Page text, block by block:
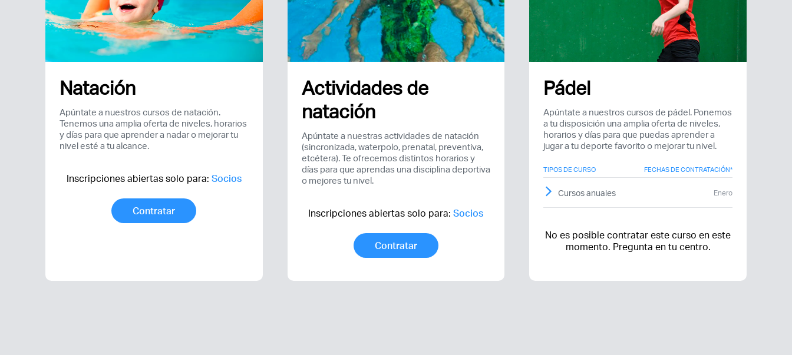
Acceso socios
Natación
Apúntate a nuestros cursos de natación.
Tenemos una amplia oferta de niveles, horarios
y días para que aprender a nadar o mejorar tu
nivel esté a tu alcance.
Inscripciones abiertas solo para: Socios
Contratar
Actividades de
natación
Apúntate a nuestras actividades de natación
(sincronizada, waterpolo, prenatal, preventiva,
etcétera). Te ofrecemos distintos horarios y
días para que aprendas una disciplina deportiva
o mejores tu nivel.
Inscripciones abiertas solo para:Socios
Contratar
Pádel
Apúntate a nuestros cursos de pádel. Ponemos
a tu disposición una amplia oferta de niveles,
horarios y días para que puedas aprender a
jugar a tu deporte favorito o mejorar tu nivel.
TIPOS DE CURSO FECHAS DE CONTRATACIÓN*
Cursos anuales Enero
No es posible contratar este curso en este
momento. Pregunta en tu centro.